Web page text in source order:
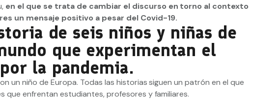
en el que se trata de cambiar el discurso en torno al contexto
un mensaje positivo a pesar del Covid-19.
de seis niños y niñas de
que experimentan el
la pandemia.
un niño de Europa. Todas las historias siguen un patrón en el que
que enfrentan estudiantes, profesores y familiares.